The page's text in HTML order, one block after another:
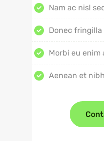
Nam ac nisl
Donec fringilla
Morbi eu enim
Aenean et